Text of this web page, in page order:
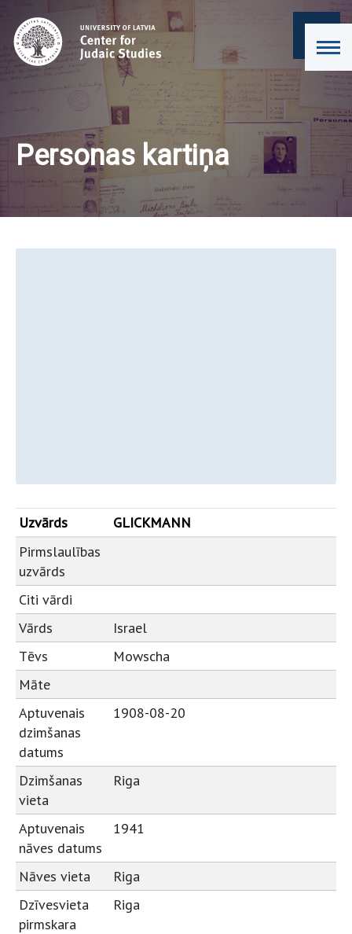
Personas kartiņa
Uzvārds
GLICKMANN
Pirmslaulības
uzvārds
Citi vārdi
Vārds
Israel
Tēvs
Mowscha
Māte
Aptuvenais
dzimšanas
datums
1908-08-20
Dzimšanas
vieta
Riga
Aptuvenais
nāves datums
1941
Nāves vieta
Riga
Dzīvesvieta
pirmskara
Riga